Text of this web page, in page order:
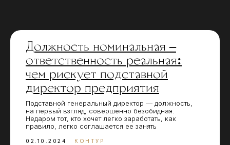
Должность номинальная –
ответственность реальная:
чем рискует подставной
директор предприятия
Подставной генеральный директор — должность,
на первый взгляд, совершенно безобидная.
Недаром тот, кто хочет легко заработать, как
правило, легко соглашается ее занять
02.10.2024 КОНТУР